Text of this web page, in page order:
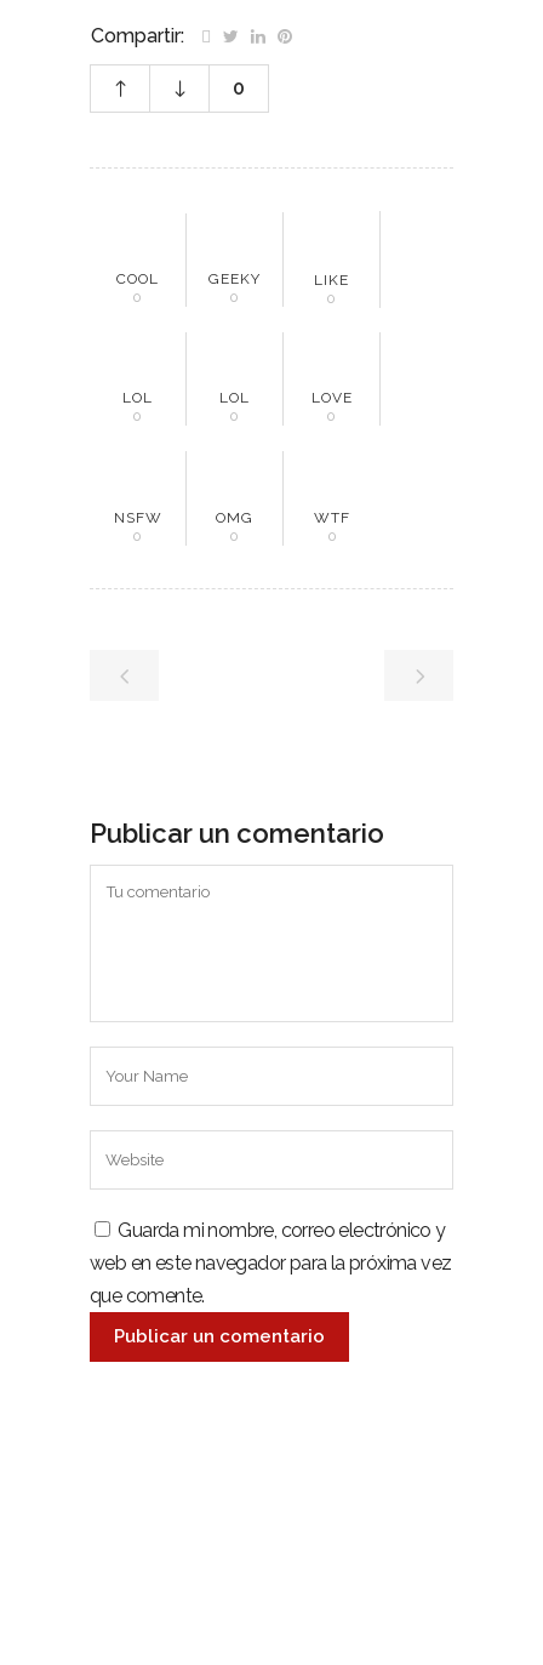
Compartir:
0
COOL
0
GEEKY
0
LIKE
0
LOL
0
LOL
0
LOVE
0
NSFW
0
OMG
0
WTF
0
Publicar un comentario
Guarda mi nombre, correo electrónico y
web en este navegador para la próxima vez
que comente.